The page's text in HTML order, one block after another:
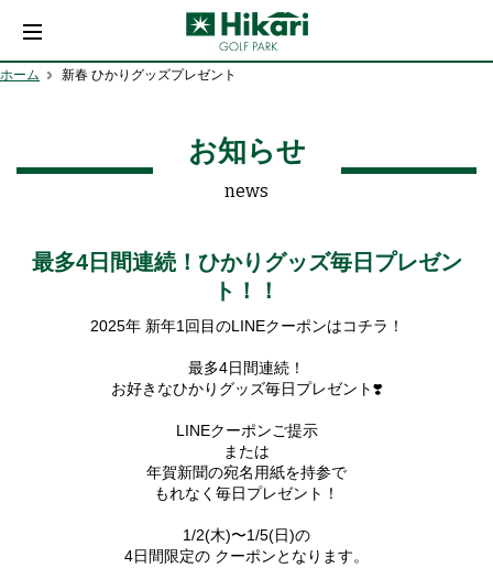
ホーム 新春 ひかりグッズプレゼント
お知らせ
news
最多4日間連続！ひかりグッズ毎日プレゼン
ト！！
2025年 新年1回目のLINEクーポンはコチラ！
最多4日間連続！
お好きなひかりグッズ毎日プレゼント❣️
LINEクーポンご提示
または
年賀新聞の宛名用紙を持参で
もれなく毎日プレゼント！
1/2(木)〜1/5(日)の
4日間限定の クーポンとなります。